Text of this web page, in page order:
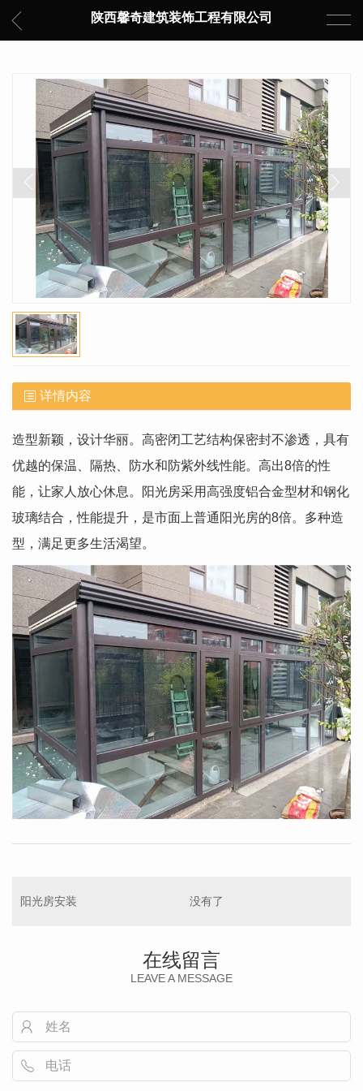
陕西馨奇建筑装饰工程有限公司
详情内容
造型新颖，设计华丽。高密闭工艺结构保密封不渗透，具有
优越的保温、隔热、防水和防紫外线性能。高出8倍的性
能，让家人放心休息。阳光房采用高强度铝合金型材和钢化
玻璃结合，性能提升，是市面上普通阳光房的8倍。多种造
型，满足更多生活渴望。
阳光房安装 没有了
在线留言
LEAVE A MESSAGE